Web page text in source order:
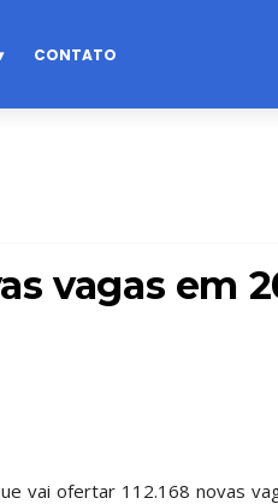
CONTATO
vagas em
vai ofertar 112.168 novas